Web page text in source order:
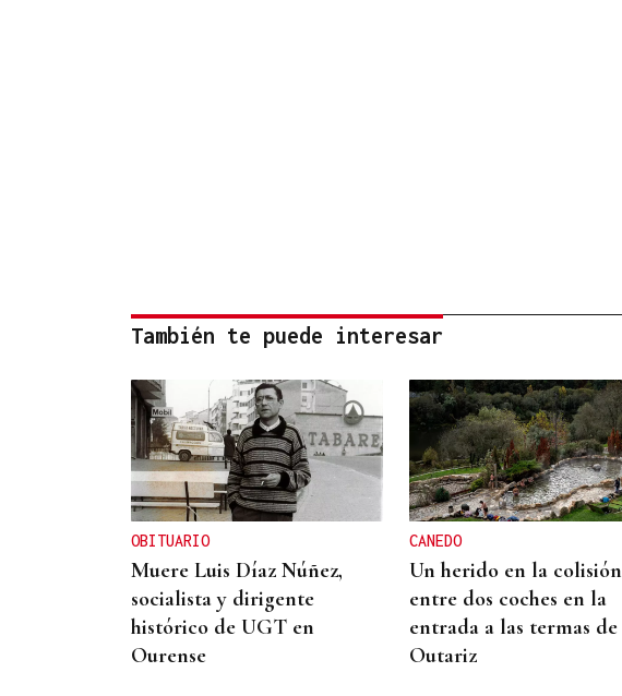
También te puede interesar
OBITUARIO
Muere Luis Díaz Núñez,
socialista y dirigente
histórico de UGT en
Ourense
CANEDO
Un herido en la colisión
entre dos coches en la
entrada a las termas de
Outariz